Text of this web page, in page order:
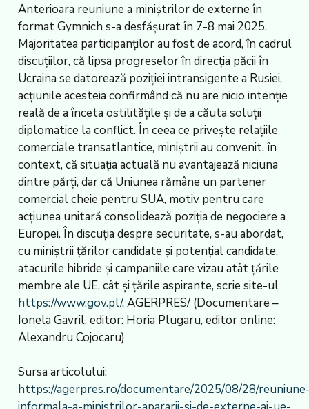
Anterioara reuniune a miniştrilor de externe în
format Gymnich s-a desfăşurat în 7-8 mai 2025.
Majoritatea participanţilor au fost de acord, în cadrul
discuţiilor, că lipsa progreselor în direcţia păcii în
Ucraina se datorează poziţiei intransigente a Rusiei,
acţiunile acesteia confirmând că nu are nicio intenţie
reală de a înceta ostilităţile şi de a căuta soluţii
diplomatice la conflict. În ceea ce priveşte relaţiile
comerciale transatlantice, miniştrii au convenit, în
context, că situaţia actuală nu avantajează niciuna
dintre părţi, dar că Uniunea rămâne un partener
comercial cheie pentru SUA, motiv pentru care
acţiunea unitară consolidează poziţia de negociere a
Europei. În discuţia despre securitate, s-au abordat,
cu miniştrii ţărilor candidate şi potenţial candidate,
atacurile hibride şi campaniile care vizau atât ţările
membre ale UE, cât şi ţările aspirante, scrie site-ul
https://www.gov.pl/. AGERPRES/ (Documentare –
Ionela Gavril, editor: Horia Plugaru, editor online:
Alexandru Cojocaru)
Sursa articolului:
https://agerpres.ro/documentare/2025/08/28/